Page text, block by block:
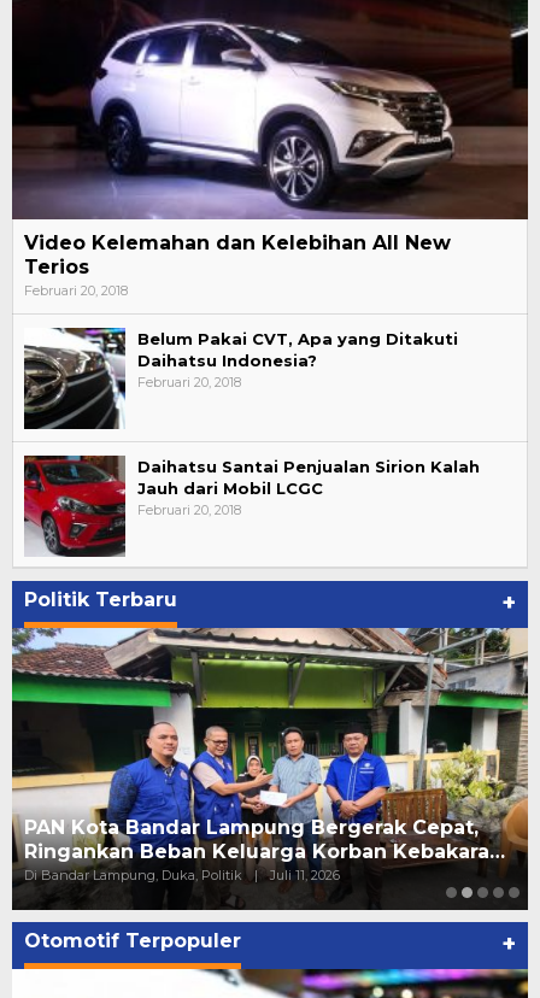
Video Kelemahan dan Kelebihan All New
Terios
Februari 20, 2018
Belum Pakai CVT, Apa yang Ditakuti
Daihatsu Indonesia?
Februari 20, 2018
Daihatsu Santai Penjualan Sirion Kalah
Jauh dari Mobil LCGC
Februari 20, 2018
Politik Terbaru +
PAN Kota Bandar Lampung Bergerak Cepat,
Ringankan Beban Keluarga Korban Kebakara…
Di Bandar Lampung, Duka, Politik | Juli 11, 2026
Otomotif Terpopuler +